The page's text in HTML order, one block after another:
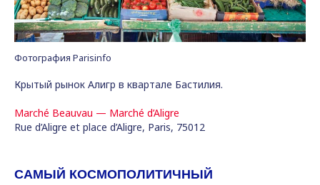
Фотография Parisinfo
Крытый рынок Алигр в квартале Бастилия.
Marché Beauvau — Marché d’Aligre
Rue d’Aligre et place d’Aligre, Paris, 75012
САМЫЙ КОСМОПОЛИТИЧНЫЙ